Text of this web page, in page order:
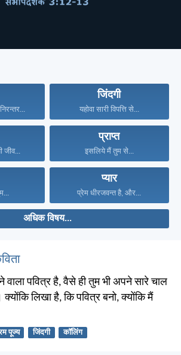
जिंदगी
यहोवा सारी विपत्ति से...
जीव...
प्राप्त
इसलिये मैं तुम से...
प्यार
प्रेम धीरजवन्त है, और...
अधिक विषय...
वाला पवित्र है, वैसे ही तुम भी अपने सारे चाल
लिखा है, कि पवित्र बनो, क्योंकि मैं
पूज्य जिंदगी कॉलिंग